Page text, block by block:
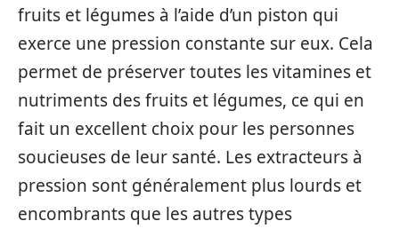
fruits et légumes à l’aide d’un piston qui
exerce une pression constante sur eux. Cela
permet de préserver toutes les vitamines et
nutriments des fruits et légumes, ce qui en
fait un excellent choix pour les personnes
soucieuses de leur santé. Les extracteurs à
pression sont généralement plus lourds et
encombrants que les autres types